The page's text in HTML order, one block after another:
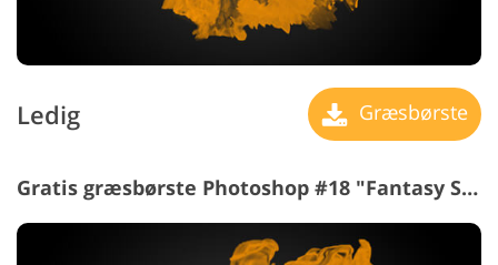
Ledig Græsbørste
Gratis græsbørste Photoshop #18 "Fantasy Shapes"